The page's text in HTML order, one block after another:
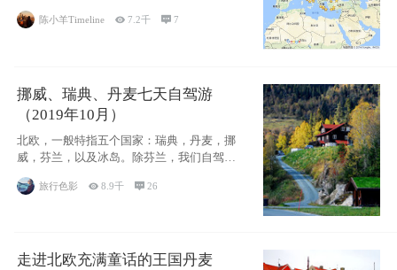
馆
陈小羊Timeline 7.2千 7
挪威、瑞典、丹麦七天自驾游
（2019年10月）
北欧，一般特指五个国家：瑞典，丹麦，挪
威，芬兰，以及冰岛。除芬兰，我们自驾游
旅行色影 8.9千 26
走进北欧充满童话的王国丹麦